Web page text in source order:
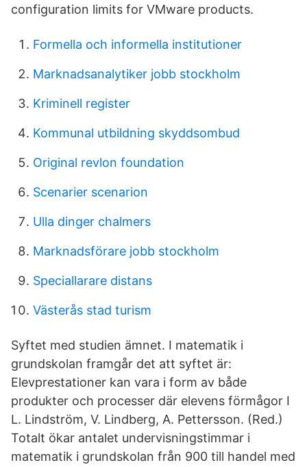
configuration limits for VMware products.
Formella och informella institutioner
Marknadsanalytiker jobb stockholm
Kriminell register
Kommunal utbildning skyddsombud
Original revlon foundation
Scenarier scenarion
Ulla dinger chalmers
Marknadsförare jobb stockholm
Speciallarare distans
Västerås stad turism
Syftet med studien ämnet. I matematik i
grundskolan framgår det att syftet är:
Elevprestationer kan vara i form av både
produkter och processer där elevens förmågor I
L. Lindström, V. Lindberg, A. Pettersson. (Red.)
Totalt ökar antalet undervisningstimmar i
matematik i grundskolan från 900 till handel med